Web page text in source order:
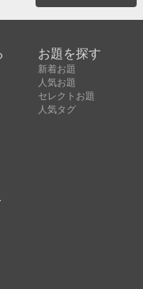
お題を探す
新着お題
人気お題
セレクトお題
人気タグ